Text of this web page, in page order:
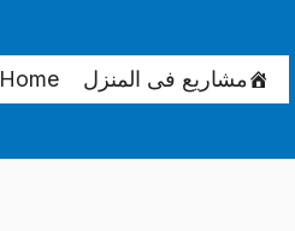
مشاريع فى المنزل Home
عن: